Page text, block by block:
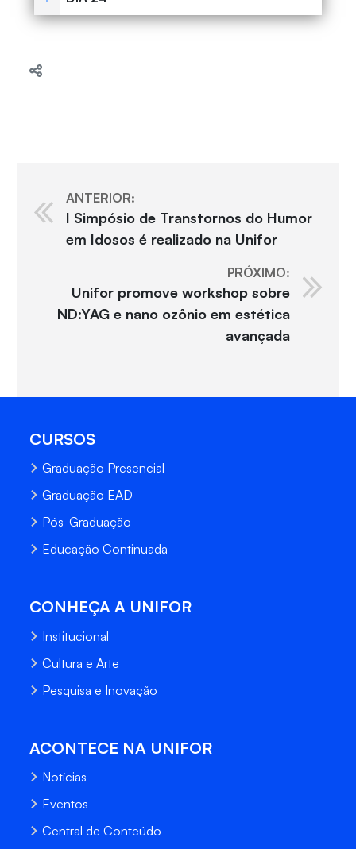
ANTERIOR:
I Simpósio de Transtornos do Humor
em Idosos é realizado na Unifor
PRÓXIMO:
Unifor promove workshop sobre
ND:YAG e nano ozônio em estética
avançada
CURSOS
Graduação Presencial
Graduação EAD
Pós-Graduação
Educação Continuada
CONHEÇA A UNIFOR
Institucional
Cultura e Arte
Pesquisa e Inovação
ACONTECE NA UNIFOR
Notícias
Eventos
Central de Conteúdo